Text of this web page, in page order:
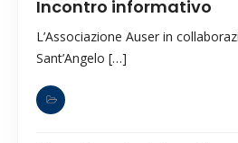
Incontro informativo
L’Associazione Auser in
Sant’Angelo […]